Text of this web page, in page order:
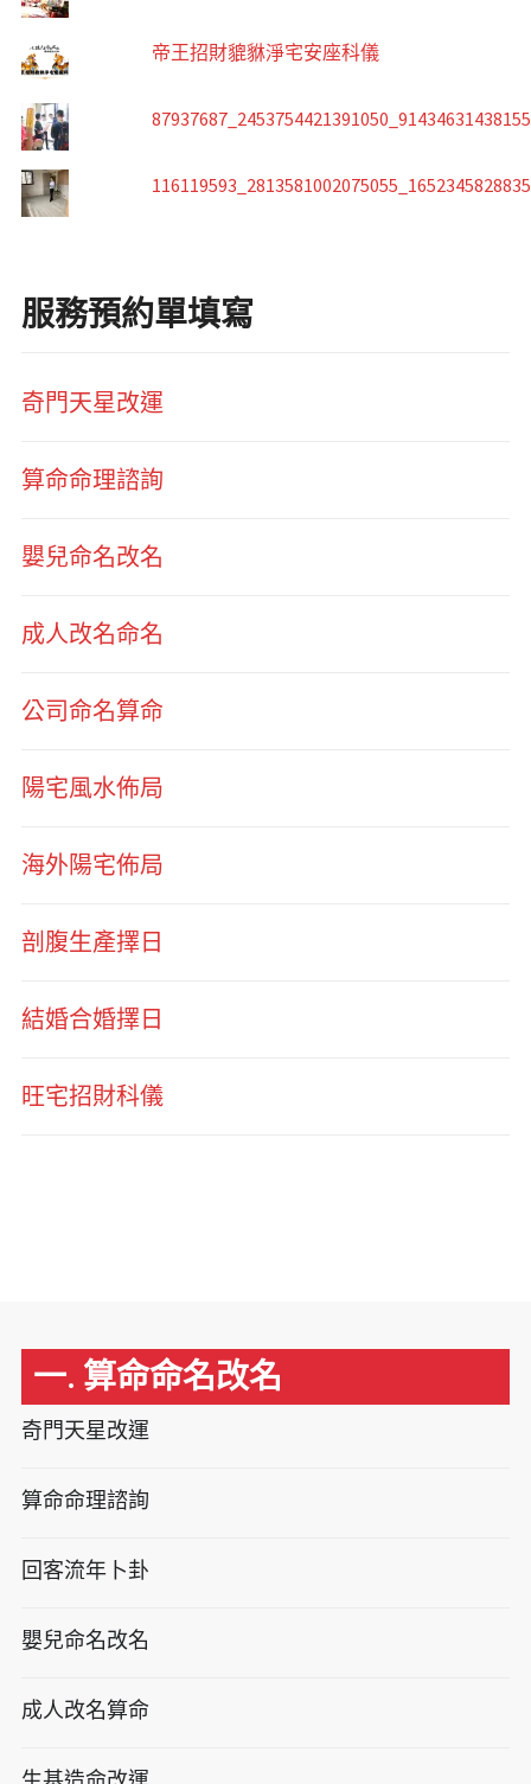
帝王招財貔貅淨宅安座科儀
服務預約單填寫
奇門天星改運
算命命理諮詢
嬰兒命名改名
成人改名命名
公司命名算命
陽宅風水佈局
海外陽宅佈局
剖腹生產擇日
結婚合婚擇日
旺宅招財科儀
一. 算命命名改名
奇門天星改運
算命命理諮詢
回客流年卜卦
嬰兒命名改名
成人改名算命